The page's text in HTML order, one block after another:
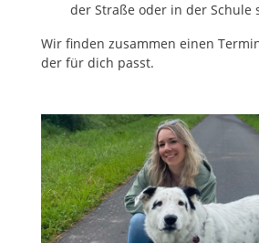
der Straße oder in der Schule
Wir finden zusammen einen
der für dich passt.